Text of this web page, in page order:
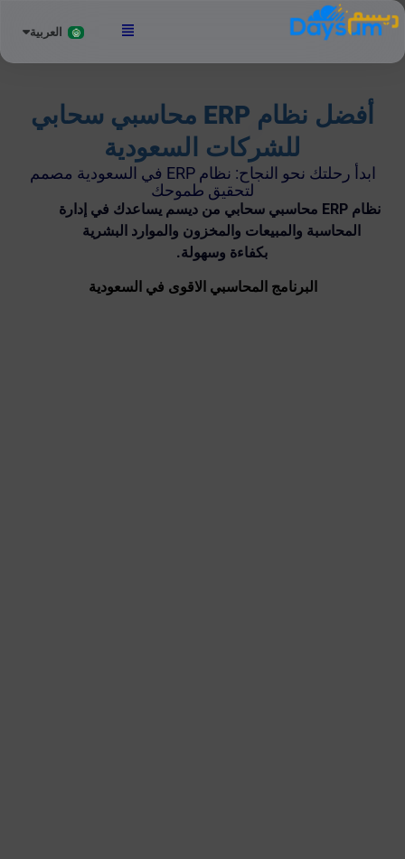
العربيةEnglish
أفضل نظام ERP محاسبي سحابي
للشركات السعودية
ابدأ رحلتك نحو النجاح: نظام ERP في السعودية مصمم
لتحقيق طموحك
نظام ERP محاسبي سحابي من ديسم يساعدك في إدارة
المحاسبة والمبيعات والمخزون والموارد البشرية
بكفاءة وسهولة.
البرنامج المحاسبي الاقوى في السعودية